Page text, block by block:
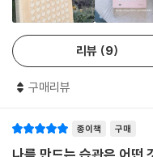
관한 문장들을 엮은 책입니다.
스크랩해 둔 강연, 새벽 빗길
개의 문장은 제각각으로도 누
가기를 다정하게 권합니다.
우리가 반복적으로 하는 행동
그러므로 중요한 것은 행위가
리뷰 9
구매리뷰
종이책 구매